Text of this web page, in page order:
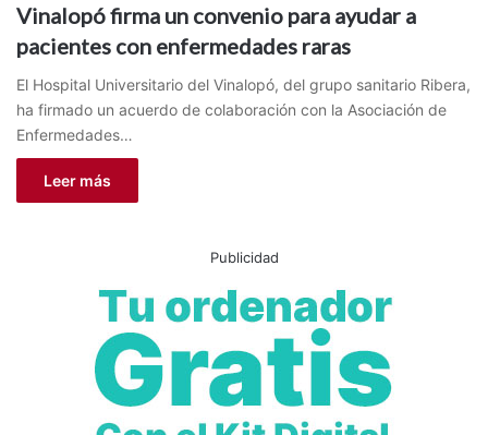
Vinalopó firma un convenio para ayudar a
pacientes con enfermedades raras
El Hospital Universitario del Vinalopó, del grupo sanitario Ribera,
ha firmado un acuerdo de colaboración con la Asociación de
Enfermedades…
Leer más
Publicidad